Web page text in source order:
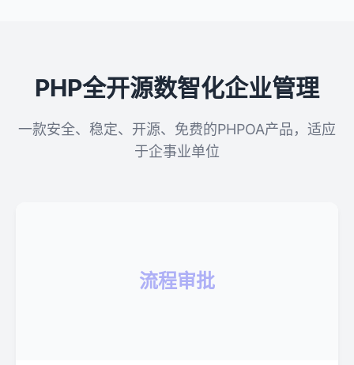
PHP全开源数智化企业管理
一款安全、稳定、开源、免费的PHPOA产品，适应
于企事业单位
流程审批